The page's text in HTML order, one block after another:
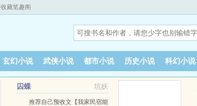
收藏笔趣阁
玄幻小说 武侠小说 都市小说 历史小说 科幻小说
坑妖
囚蝶
推荐自己预收文【我家民宿能